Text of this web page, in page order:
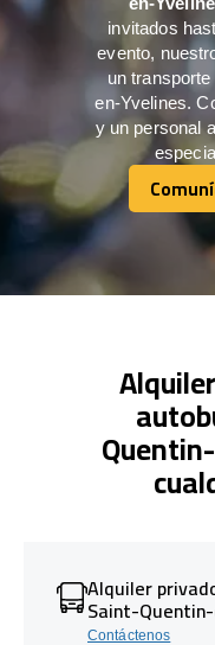
invitados
evento,
un
en-Yvelines.
y un personal
Alquiler
Saint-
Contáctenos